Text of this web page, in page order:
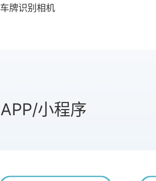
车牌识别相机
APP/小程序